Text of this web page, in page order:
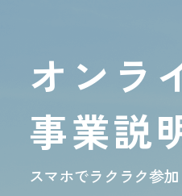
オンラ
事業説
スマホでラクラク参加